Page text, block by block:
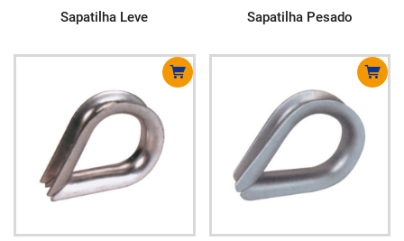
Sapatilha Leve Sapatilha Pesado